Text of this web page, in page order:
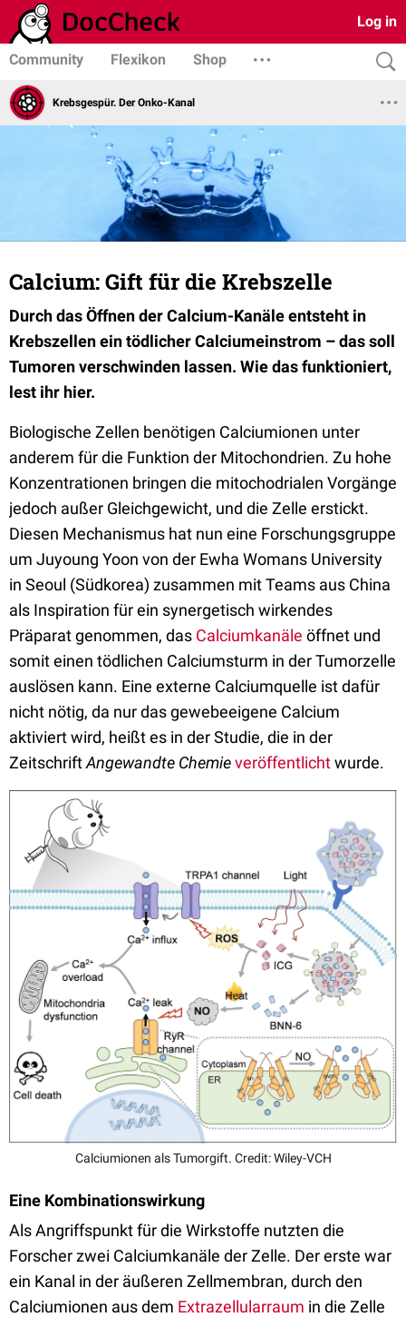
Log in
Community Flexikon Shop
Krebsgespür. Der Onko-Kanal
Calcium: Gift für die Krebszelle
Durch das Öffnen der Calcium-Kanäle entsteht in
Krebszellen ein tödlicher Calciumeinstrom – das soll
Tumoren verschwinden lassen. Wie das funktioniert,
lest ihr hier.
Biologische Zellen benötigen Calciumionen unter
anderem für die Funktion der Mitochondrien. Zu hohe
Konzentrationen bringen die mitochodrialen Vorgänge
jedoch außer Gleichgewicht, und die Zelle erstickt.
Diesen Mechanismus hat nun eine Forschungsgruppe
um Juyoung Yoon von der Ewha Womans University
in Seoul (Südkorea) zusammen mit Teams aus China
als Inspiration für ein synergetisch wirkendes
Präparat genommen, das Calciumkanäle öffnet und
somit einen tödlichen Calciumsturm in der Tumorzelle
auslösen kann. Eine externe Calciumquelle ist dafür
nicht nötig, da nur das gewebeeigene Calcium
aktiviert wird, heißt es in der Studie, die in der
ZeitschriftAngewandte Chemieveröffentlichtwurde.
Calciumionen als Tumorgift. Credit: Wiley-VCH
Eine Kombinationswirkung
Als Angriffspunkt für die Wirkstoffe nutzten die
Forscher zwei Calciumkanäle der Zelle. Der erste war
ein Kanal in der äußeren Zellmembran, durch den
Calciumionen aus dem Extrazellularraum in die Zelle